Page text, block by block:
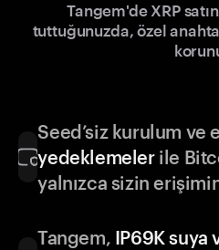
Tangem'de XRP
tuttuğunuzda, özel
Seed’siz kurulum ve
yedeklemelerile
yalnızca sizin
Tangem, IP69K suya